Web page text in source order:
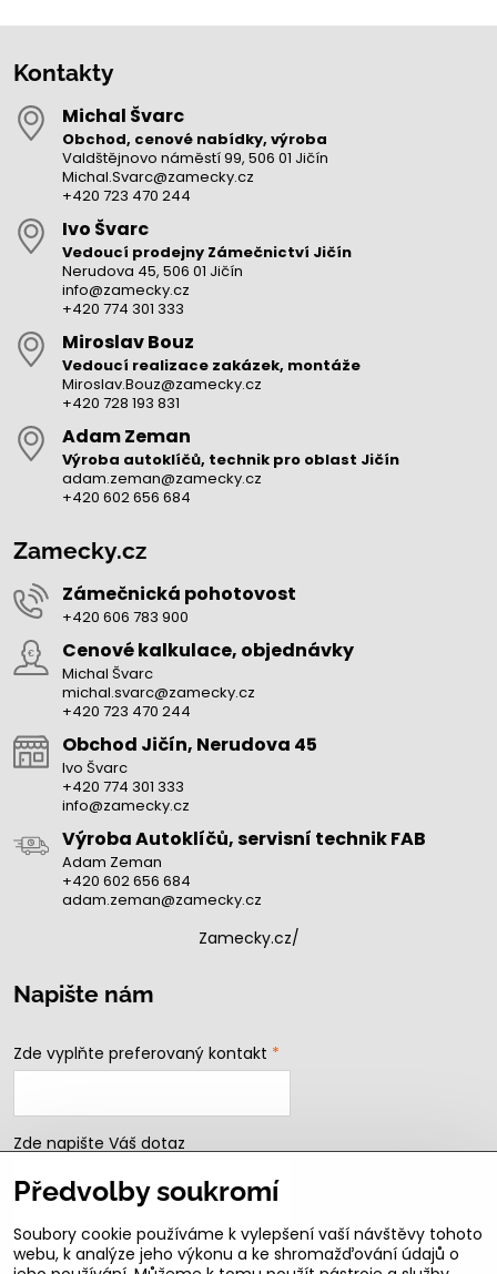
Kontakty
Michal Švarc
Obchod, cenové nabídky, výroba
Valdštějnovo náměstí 99, 506 01 Jičín
Michal.Svarc@zamecky.cz
+420 723 470 244
Ivo Švarc
Vedoucí prodejny Zámečnictví Jičín
Nerudova 45, 506 01 Jičín
info@zamecky.cz
+420 774 301 333
Miroslav Bouz
Vedoucí realizace zakázek, montáže
Miroslav.Bouz@zamecky.cz
+420 728 193 831
Adam Zeman
Výroba autoklíčů, technik pro oblast Jičín
adam.zeman@zamecky.cz
+420 602 656 684
Zamecky.cz
Zámečnická pohotovost
+420 606 783 900
Cenové kalkulace, objednávky
Michal Švarc
michal.svarc@zamecky.cz
+420 723 470 244
Obchod Jičín, Nerudova 45
Ivo Švarc
+420 774 301 333
info@zamecky.cz
Výroba Autoklíčů, servisní technik FAB
Adam Zeman
+420 602 656 684
adam.zeman@zamecky.cz
Zamecky.cz/
Napište nám
Zde vyplňte preferovaný kontakt *
Zde napište Váš dotaz
Předvolby soukromí
Soubory cookie používáme k vylepšení vaší návštěvy tohoto
webu, k analýze jeho výkonu a ke shromažďování údajů o